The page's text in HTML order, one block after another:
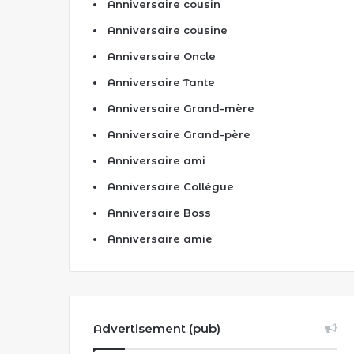
Anniversaire cousin
Anniversaire cousine
Anniversaire Oncle
Anniversaire Tante
Anniversaire Grand-mère
Anniversaire Grand-père
Anniversaire ami
Anniversaire Collègue
Anniversaire Boss
Anniversaire amie
Advertisement (pub)